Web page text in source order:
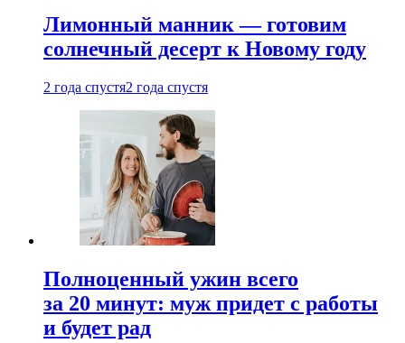
Лимонный манник — готовим
солнечный десерт к Новому году
2 года спустя2 года спустя
Полноценный ужин всего
за 20 минут: муж придет с работы
и будет рад